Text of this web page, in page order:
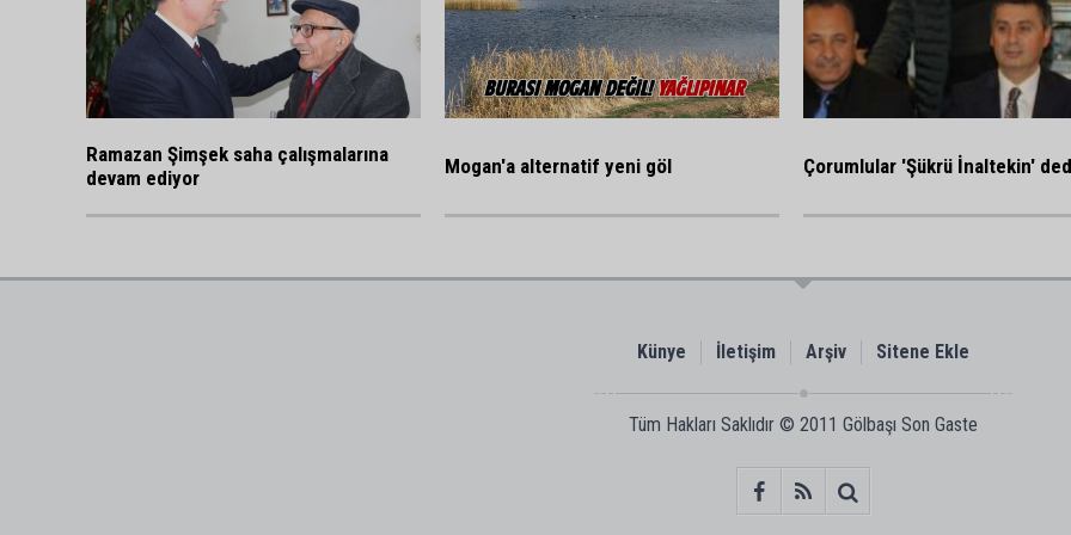
Çorumlular 'Şükrü İnaltekin'
Ramazan Şimşek saha çalışmalarına
devam ediyor
Mogan'a alternatif yeni göl
Künye İletişim Arşiv Sitene Ekle
Tüm Hakları Saklıdır © 2011 Gölbaşı Son Gaste